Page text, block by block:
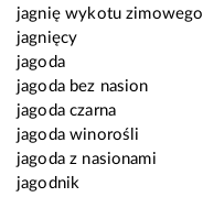
jagnię wykotu zimowego
jagnięcy
jagoda
jagoda bez nasion
jagoda czarna
jagoda winorośli
jagoda z nasionami
jagodnik